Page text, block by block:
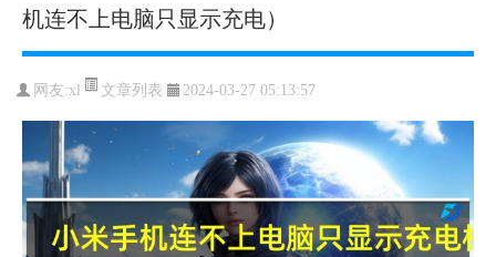
机连不上电脑只显示充电）
网友:xl 文章列表 2024-03-27 05:13:57